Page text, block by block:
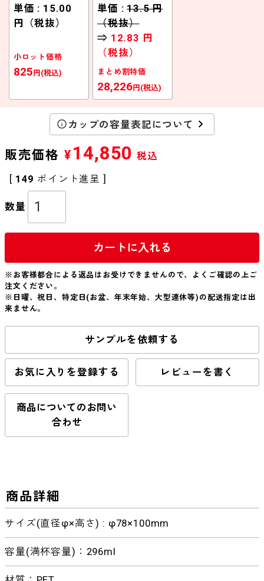
単価 : 15.00
円（税抜）
小ロット価格
825 円(税込)
単価 :13.5 円
（税抜）
⇒ 12.83 円
（税抜）
まとめ割特価
28,226 円(税込)
カップの容量表記について
販売価格 ¥ 14,850 税込
[ 149 ポイント進呈 ]
カートに入れる
※お客様都合による返品はお受けできませんので、よくご確認の上ご
注文ください。
※日曜、祝日、特定日(お盆、年末年始、大型連休等)の配送指定は出
来ません。
サンプルを依頼する
お気に入りを登録する レビューを書く
商品についてのお問い
合わせ
商品詳細
サイズ(直径φ×高さ) : φ78×100mm
容量(満杯容量)：296ml